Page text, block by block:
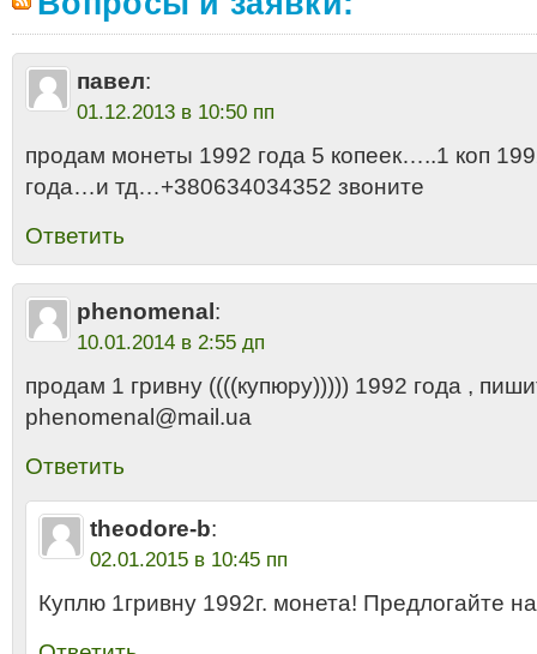
павел:
01.12.2013 в 10:50 пп
продам монеты 1992 года 5 копеек…..1 коп
года…и тд…+380634034352 звоните
Ответить
phenomenal :
10.01.2014 в 2:55 дп
продам 1 гривну ((((купюру))))) 1992 года ,
phenomenal@mail.ua
Ответить
theodore-b:
02.01.2015 в 10:45 пп
Куплю 1гривну 1992г. монета! Предлогайте